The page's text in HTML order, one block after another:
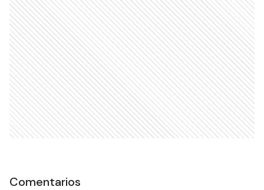
Comentarios